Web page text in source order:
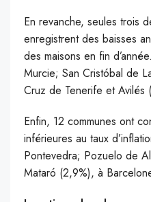
En revanche, seules trois
enregistrent des baisses
des maisons en fin
Murcie; San Cristóbal de
Cruz de Tenerife et Avilés
Enfin, 12 communes ont
inférieures au taux
Pontevedra; Pozuelo de
Mataró (2,9%), à